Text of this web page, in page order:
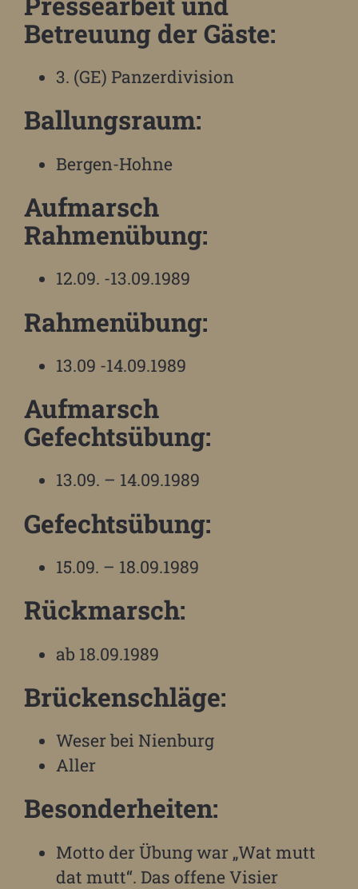
Betreuung der Gäste:
3. (GE) Panzerdivision
Ballungsraum:
Bergen-Hohne
Aufmarsch
Rahmenübung:
12.09. -13.09.1989
Rahmenübung:
13.09 -14.09.1989
Aufmarsch
Gefechtsübung:
13.09. – 14.09.1989
Gefechtsübung:
15.09. – 18.09.1989
Rückmarsch:
ab 18.09.1989
Brückenschläge:
Weser bei Nienburg
Aller
Besonderheiten:
Motto der Übung war „Wat mutt
dat mutt“. Das offene Visier